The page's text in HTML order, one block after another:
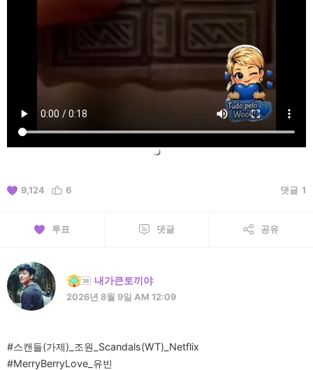
9,124 6 댓글 1
투표 댓글 공유
내가큰토끼야
2026년 8월 9일 AM 12:09
#스캔들​(가제)_조원_Scandals(WT)_Netflix
#MerryBerryLove​_유빈